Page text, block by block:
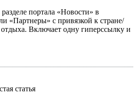
портала «Новости» в
«Партнеры» с привязкой к стране/
Включает одну гиперссылку и
статья